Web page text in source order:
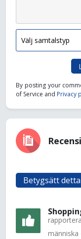
By posting your
of Service and Privacy
Betygsätt
människa